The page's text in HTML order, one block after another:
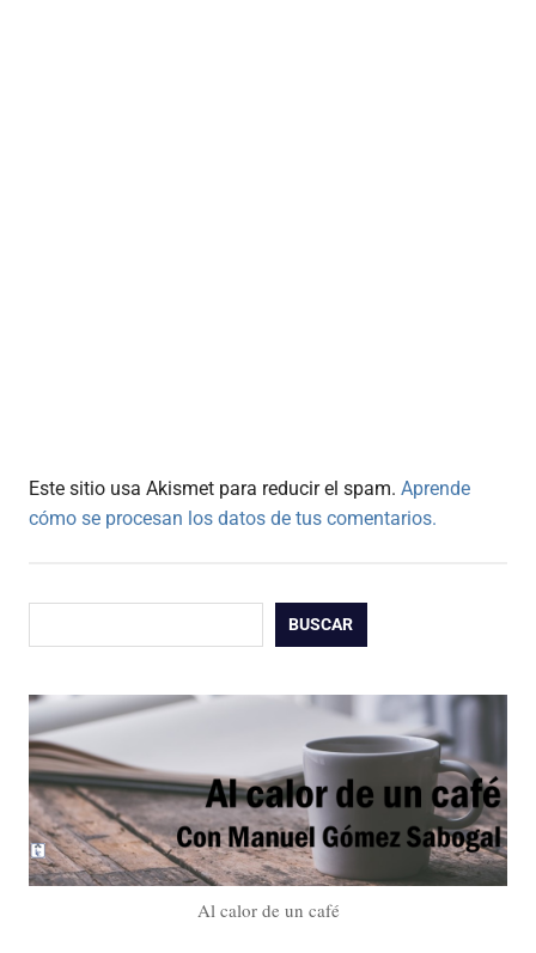
Este sitio usa Akismet para reducir el spam. Aprende
cómo se procesan los datos de tus comentarios.
BUSCAR
Al calor de un café